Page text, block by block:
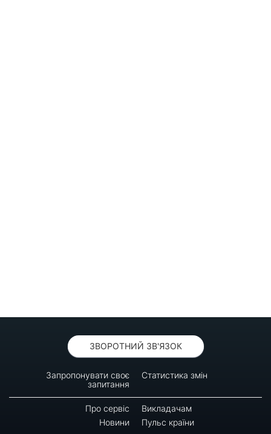
ЗВОРОТНИЙ ЗВ'ЯЗОК
Запропонувати своє
запитання
Статистика змін
Про сервіс
Викладачам
Новини
Пульс країни